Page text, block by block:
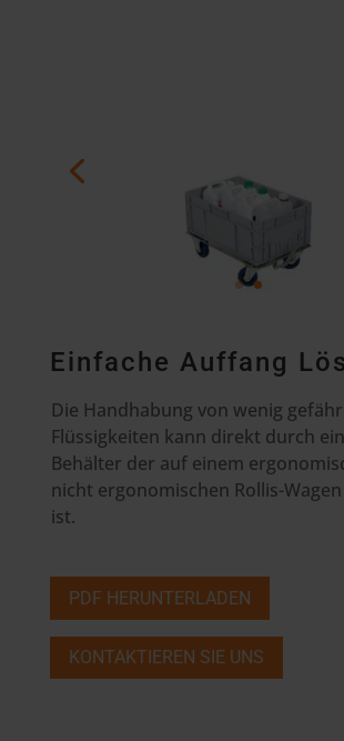
Einfache Auffang
Die Handhabung von wenig
Flüssigkeiten kann direkt durch
Behälter der auf einem
nicht ergonomischen Rollis-
ist.
PDF HERUNTERLADEN
KONTAKTIEREN SIE UNS